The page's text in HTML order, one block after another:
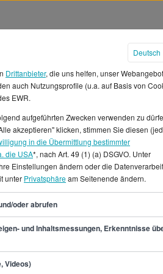
zu
Deutsch
Drittanbieter, die uns helfen, unser
auch Nutzungsprofile (u.a. auf Basis von
EWR.
aufgeführten Zwecken verwenden zu
akzeptieren" klicken, stimmen Sie diesen
in die Übermittlung bestimmter
die USA*, nach Art. 49 (1) (a) DSGVO. Unter
Einstellungen ändern oder die
unter Privatsphäream Seitenende ändern.
oder abrufen
und Inhaltsmessungen, Erkenntnisse
Videos)